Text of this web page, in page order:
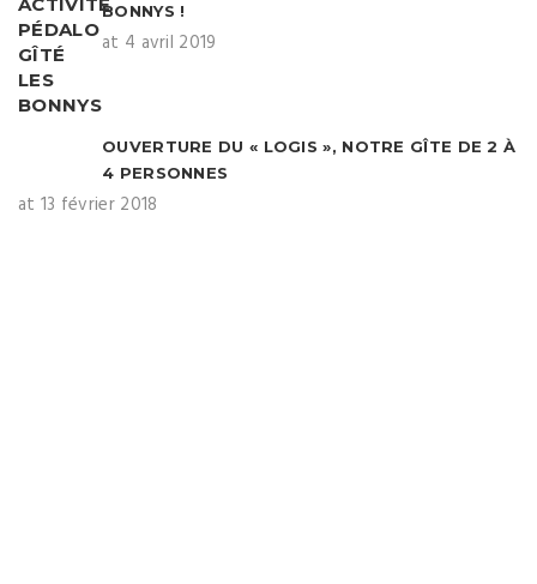
BONNYS !
at 4 avril 2019
OUVERTURE DU « LOGIS », NOTRE GÎTE DE 2 À
4 PERSONNES
at 13 février 2018